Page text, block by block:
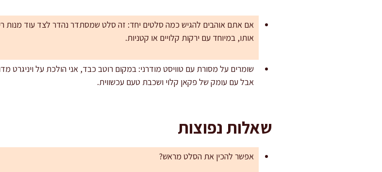
אם אתם אוהבים להגיש כמה סלטים יחד: זה סלט שמסתדר נהדר לצד עוד מנות
אותו, במיוחד עם ירקות קלויים או קטניות.
שומרים על מסורת עם טוויסט מודרני: במקום רוטב כבד, אני הולכת על ויניגרט
אבל עם עומק של פקאן קלוי ושכבת טעם עכשווית.
שאלות נפוצות
אפשר להכין את הסלט מראש?